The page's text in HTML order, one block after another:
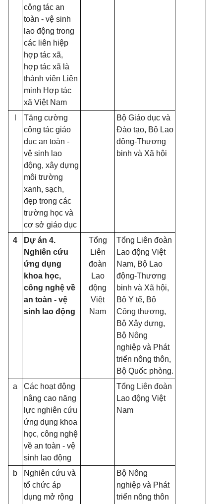
công tác an
toàn - vệ sinh
lao động trong
các liên hiệp
hợp tác xã,
hợp tác xã là
thành viên Liên
minh Hợp tác
xã Việt Nam
Tăng cường
công tác giáo
dục an toàn -
vệ sinh lao
động, xây dựng
môi trường
xanh, sạch,
đẹp trong các
trường học và
cơ sở giáo dục
Bộ Giáo dục và
Đào tạo, Bộ Lao
động-Thương
binh và Xã hội
4
Dự án 4.
Nghiên cứu
ứng dụng
khoa học,
công nghệ về
an toàn - vệ
sinh lao động
Tổng
Liên
đoàn
Lao
động
Việt
Nam
Tổng Liên đoàn
Lao động Việt
Nam, Bộ Lao
động-Thương
binh và Xã hội,
Bộ Y tế, Bộ
Công thương,
Bộ Xây dựng,
Bộ Nông
nghiệp và Phát
triển nông thôn,
Bộ Quốc phòng.
a
Các hoạt động
nâng cao năng
lực nghiên cứu
ứng dụng khoa
học, công nghệ
về an toàn - vệ
sinh lao động
Tổng Liên đoàn
Lao động Việt
Nam
b
Nghiên cứu và
tổ chức áp
dụng mở rộng
Bộ Nông
nghiệp và Phát
triển nông thôn